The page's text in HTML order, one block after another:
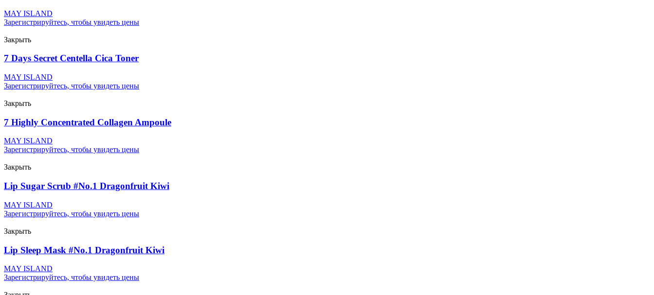
MAY ISLAND
Зарегистрируйтесь, чтобы увидеть цены
Закрыть
7 Days Secret Centella Cica Toner
MAY ISLAND
Зарегистрируйтесь, чтобы увидеть цены
Закрыть
7 Highly Concentrated Collagen Ampoule
MAY ISLAND
Зарегистрируйтесь, чтобы увидеть цены
Закрыть
Lip Sugar Scrub #No.1 Dragonfruit Kiwi
MAY ISLAND
Зарегистрируйтесь, чтобы увидеть цены
Закрыть
Lip Sleep Mask #No.1 Dragonfruit Kiwi
MAY ISLAND
Зарегистрируйтесь, чтобы увидеть цены